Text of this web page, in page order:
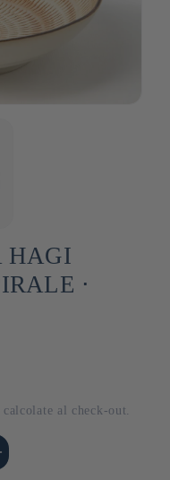
HAGI
⋅
calcolate al check-out.
per Default